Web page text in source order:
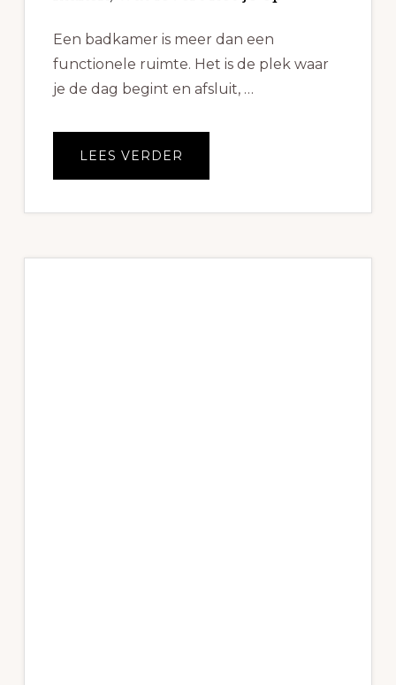
Een badkamer is meer dan een
functionele ruimte. Het is de plek waar
je de dag begint en afsluit, …
LEES VERDER
OP
MAKEN,
HET